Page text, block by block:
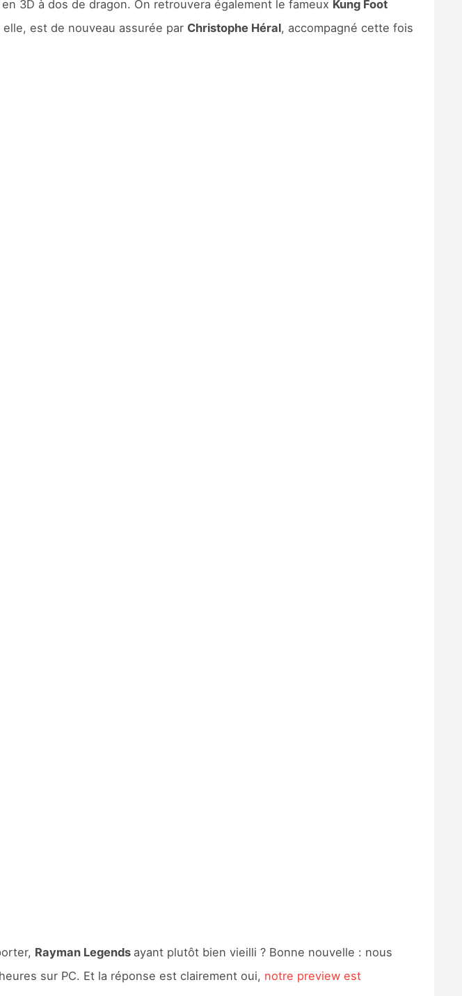
3D à dos de dragon. On retrouvera également le fameux Kung Foot
est de nouveau assurée par Christophe Héral, accompagné cette fois
Rayman Legends ayant plutôt bien vieilli ? Bonne nouvelle : nous
sur PC. Et la réponse est clairement oui, notre preview est